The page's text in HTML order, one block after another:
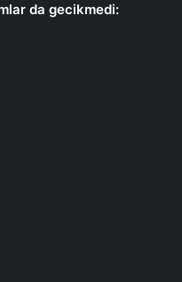
da gecikmedi: